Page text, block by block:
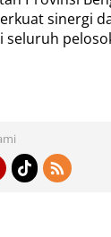
sinergi
seluruh